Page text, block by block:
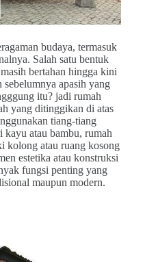
budaya, termasuk
Salah satu bentuk
bertahan hingga kini
apasih yang
itu? jadi rumah
yang ditinggikan di atas
tiang-tiang
kayu atau bambu, rumah
kolong atau ruang kosong
estetika atau konstruksi
fungsi penting yang
maupun modern.